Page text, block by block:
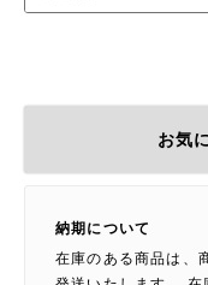
お気
納期について
在庫のある商品は、